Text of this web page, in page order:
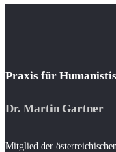
Praxis für
Dr. Martin Gartner
Mitglied der